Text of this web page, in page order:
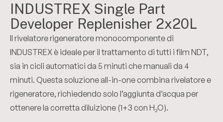
INDUSTREX Single Part
Developer Replenisher 2x20L
Il rivelatore rigeneratore monocomponente di
INDUSTREX è ideale per il trattamento di tutti i film NDT,
sia in cicli automatici da 5 minuti che manuali da 4
minuti. Questa soluzione all-in-one combina rivelatore e
rigeneratore, richiedendo solo l’aggiunta d’acqua per
ottenere la corretta diluizione (1+3 con H₂O).